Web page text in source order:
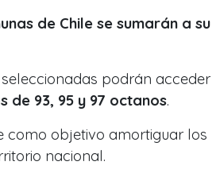
de Chile se sumarán a su
podrán acceder
de 93, 95 y 97 octanos.
como objetivo amortiguar los
nacional.